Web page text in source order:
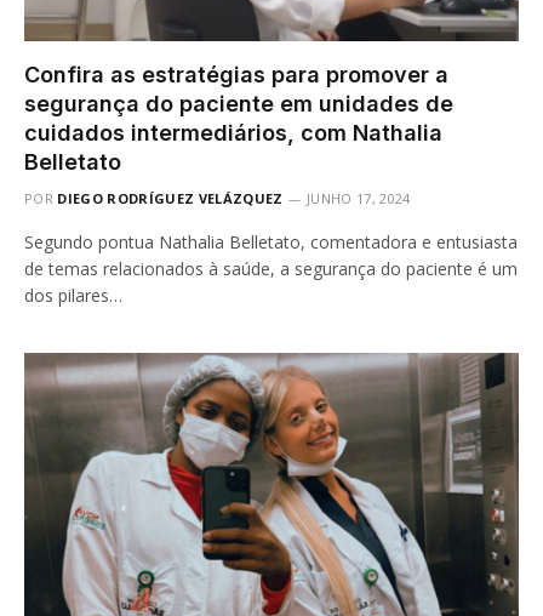
Confira as estratégias para promover a
segurança do paciente em unidades de
cuidados intermediários, com Nathalia
Belletato
POR DIEGO RODRÍGUEZ VELÁZQUEZ JUNHO 17, 2024
Segundo pontua Nathalia Belletato, comentadora e entusiasta
de temas relacionados à saúde, a segurança do paciente é um
dos pilares…